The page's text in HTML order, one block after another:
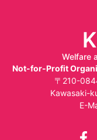
Welfare
Not-for-Profit
〒210-
Kawasaki-
E-